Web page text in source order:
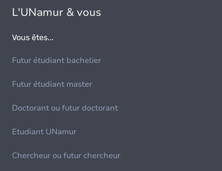
L'UNamur & vous
Vous êtes...
Futur étudiant bachelier
Futur étudiant master
Doctorant ou futur doctorant
Etudiant UNamur
Chercheur ou futur chercheur